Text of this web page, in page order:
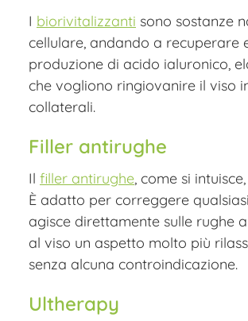
I biorivitalizzanti sono sostanze
cellulare, andando a recuperare
produzione di acido ialuronico,
che vogliono ringiovanire il viso
collaterali.
Filler antirughe
Il filler antirughe, come si
È adatto per correggere
agisce direttamente sulle rughe
al viso un aspetto molto più
senza alcuna controindicazione.
Ultherapy